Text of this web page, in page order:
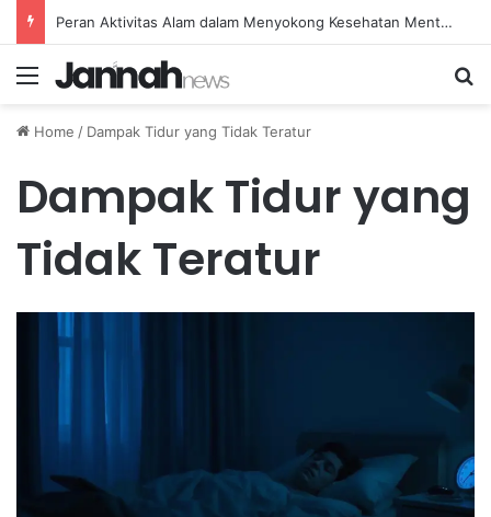
Peran Aktivitas Alam dalam Menyokong Kesehatan Mental dan Menenangkan Pikiran di Masa Sulit
Menu
Home / Dampak Tidur yang Tidak Teratur
Dampak Tidur yang
Tidak Teratur